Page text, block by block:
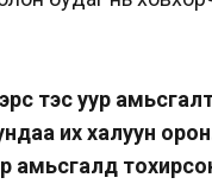
тэс уур
их халуун
амьсгалд